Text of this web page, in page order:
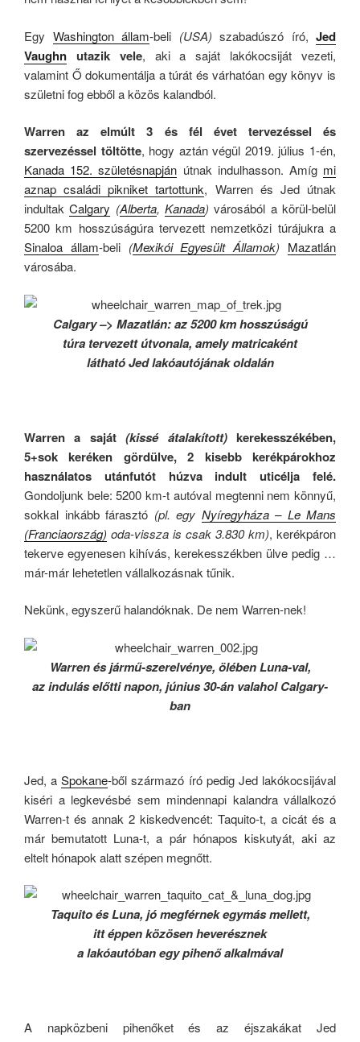
Egy Washington állam-beli (USA) szabadúszó író, Jed
Vaughn utazik vele, aki a saját lakókocsiját vezeti,
valamint Ő dokumentálja a túrát és várhatóan egy könyv is
születni fog ebből a közös kalandból.
Warren az elmúlt 3 és fél évet tervezéssel és
szervezéssel töltötte, hogy aztán végül 2019. július 1-én,
Kanada 152. születésnapján útnak indulhasson. Amíg mi
aznap családi pikniket tartottunk, Warren és Jed útnak
indultakCalgary (Alberta,Kanada) városából a körül-belül
5200 km hosszúságúra tervezett nemzetközi túrájukra a
Sinaloa állam-beli (Mexikói Egyesült Államok) Mazatlán
városába.
Calgary –> Mazatlán: az 5200 km hosszúságú
túra tervezett útvonala, amely matricaként
látható Jed lakóautójának oldalán
Warren a saját(kissé átalakított)kerekesszékében,
5+sok keréken gördülve, 2 kisebb kerékpárokhoz
használatos utánfutót húzva indult uticélja felé.
Gondoljunk bele: 5200 km-t autóval megtenni nem könnyű,
sokkal inkább fárasztó (pl. egy Nyíregyháza – Le Mans
(Franciaország) oda-vissza is csak 3.830 km), kerékpáron
tekerve egyenesen kihívás, kerekesszékben ülve pedig …
már-már lehetetlen vállalkozásnak tűnik.
Nekünk, egyszerű halandóknak. De nem Warren-nek!
Warren és jármű-szerelvénye, ölében Luna-val,
az indulás előtti napon, június 30-án valahol Calgary-
ban
Jed, aSpokane-ből származó író pedig Jed lakókocsijával
kiséri a legkevésbé sem mindennapi kalandra vállalkozó
Warren-t és annak 2 kiskedvencét: Taquito-t, a cicát és a
már bemutatott Luna-t, a pár hónapos kiskutyát, aki az
eltelt hónapok alatt szépen megnőtt.
Taquito és Luna, jó megférnek egymás mellett,
itt éppen közösen heverésznek
a lakóautóban egy pihenő alkalmával
A napközbeni pihenőket és az éjszakákat Jed